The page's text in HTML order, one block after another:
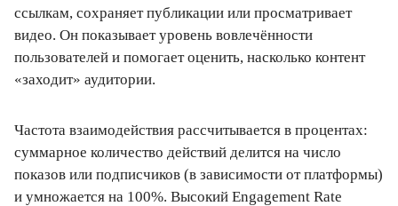
ссылкам, сохраняет публикации или просматривает
видео. Он показывает уровень вовлечённости
пользователей и помогает оценить, насколько контент
«заходит» аудитории.
Частота взаимодействия рассчитывается в процентах:
суммарное количество действий делится на число
показов или подписчиков (в зависимости от платформы)
и умножается на 100%. Высокий Engagement Rate